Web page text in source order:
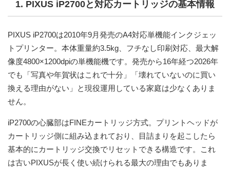
1. PIXUS iP2700と対応カートリッジの基本情報
PIXUS iP2700は2010年9月発売のA4対応単機能インクジェッ
トプリンター。本体重量約3.5kg、フチなし印刷対応、最大解
像度4800×1200dpiの単機能機です。発売から16年経つ2026年
でも「写真や年賀状はこれで十分」「壊れていないのに買い
換える理由がない」と現役運用している家庭は少なくありま
せん。
iP2700の心臓部はFINEカートリッジ方式。プリントヘッドが
カートリッジ側に組み込まれており、目詰まりを起こしたら
基本的にカートリッジ交換でリセットできる構造です。これ
は古いPIXUSが長く使い続けられる最大の理由でもありま